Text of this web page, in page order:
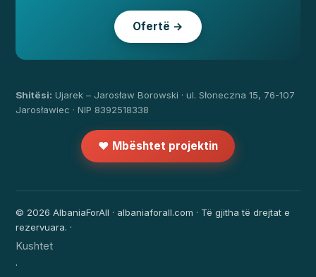
Ofertë →
Shitësi: Ujarek – Jarosław Borowski · ul. Słoneczna 15, 76-107
Jarosławiec · NIP 8392518338
❤️ Mbështet projektin
© 2026 AlbaniaForAll · albaniaforall.com · Të gjitha të drejtat e
rezervuara. ·
Kushtet
·